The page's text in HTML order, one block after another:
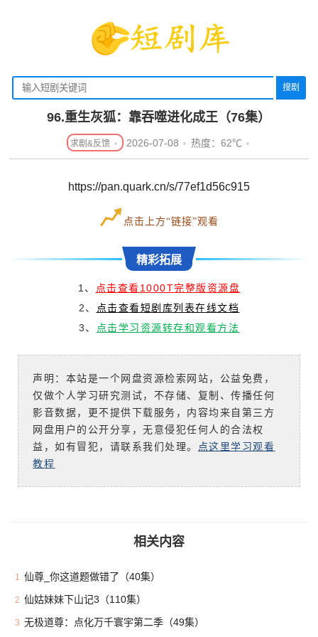
搜剧
96.重生灰狐：靠吞噬进化成王（76集）
2026-07-08 热度：62℃
https://pan.quark.cn/s/77ef1d56c915
点击上方“链接”观看
精彩拓展
1、 点击查看1000T完整版资源盘
2、 点击查看短剧库列表在线文档
3、 点击学习资源转存和观看方法
声明：本站是一个网盘资源检索网站，公益免费，
仅做个人学习研究测试，不存储、复制、传播任何
影音数据，更不提供下载服务，内容均来自第三方
网盘用户的公开分享，无意侵犯任何人的合法权
益，如有冒犯，请联系我们处理。 点这里学习观看
教程
相关内容
1 仙尊_你这道题做错了（40集）
2 仙姑妹妹下山记3（110集）
3 无极道尊：点化万千寰宇第二季（49集）